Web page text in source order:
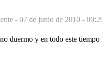
- 07 de junio de 2010 -
duermo y en todo este